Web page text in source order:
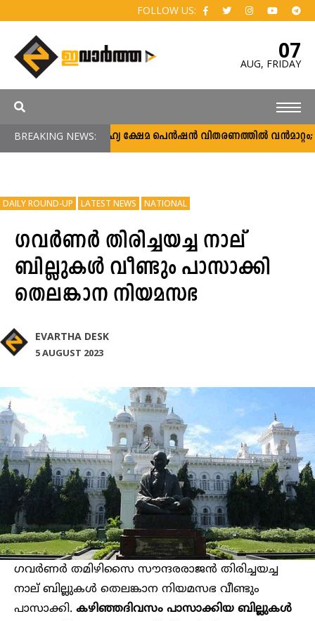
FOLLOW US:
07
AUG, FRIDAY
BREAKING NEWS:സാമൂഹ്യ ക്ഷേമ പെൻഷൻ വിതരണത്തിൽ വൻമാറ്റം;
DAILY ROUND-UP LATEST NEWS NATIONAL
ഗവർണർ തിരിച്ചയച്ച നാല്
ബില്ലുകൾ വീണ്ടും പാസാക്കി
തെലങ്കാന നിയമസഭ
EVARTHA DESK
5 AUGUST 2023
ഗവർണർ തമിഴിസൈ സൗന്ദരരാജൻ തിരിച്ചയച്ച
നാല് ബില്ലുകൾ തെലങ്കാന നിയമസഭ വീണ്ടും
പാസാക്കി. കഴിഞ്ഞദിവസം പാസാക്കിയ ബില്ലുകൾ